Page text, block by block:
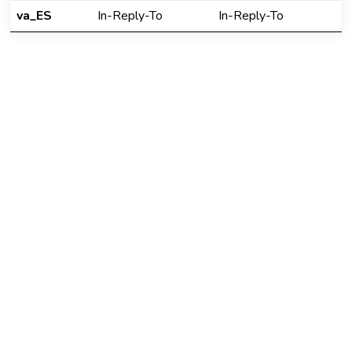
va_ES
In-Reply-To In-Reply-To